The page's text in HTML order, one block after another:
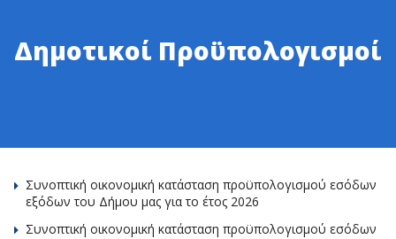
Δημοτικοί Προϋπολογισμοί
Συνοπτική οικονομική κατάσταση προϋπολογισμού εσόδων
εξόδων του Δήμου μας για το έτος 2026
Συνοπτική οικονομική κατάσταση προϋπολογισμού εσόδων